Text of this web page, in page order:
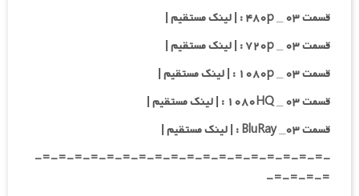
قسمت ۰۳ _ ۴۸۰p : | لینک مستقیم |
قسمت ۰۳ _ ۷۲۰p : | لینک مستقیم |
قسمت ۰۳ _ ۱۰۸۰p : | لینک مستقیم |
قسمت ۰۳ _ ۱۰۸۰HQ : | لینک مستقیم |
قسمت ۰۳_ BluRay : | لینک مستقیم |
-=-=-=-=-=-=-=-=-=-=-=-=-=-=-=-=-=-=-
=-=-=-=-